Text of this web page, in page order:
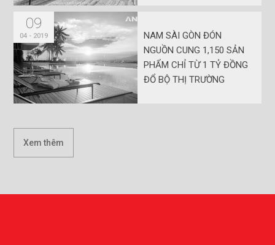
09
04 - 2019
NAM SÀI GÒN ĐÓN
NGUỒN CUNG 1,150 SẢN
PHẨM CHỈ TỪ 1 TỶ ĐỒNG
ĐỔ BỘ THỊ TRƯỜNG
Xem thêm